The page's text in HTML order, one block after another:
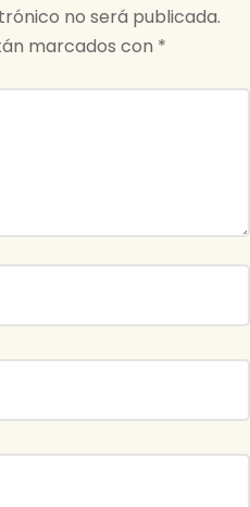
no será publicada.
marcados con *